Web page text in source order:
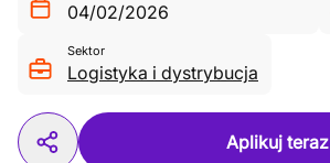
04/02/2026
Sektor
Logistyka i dystrybucja
Aplikuj teraz